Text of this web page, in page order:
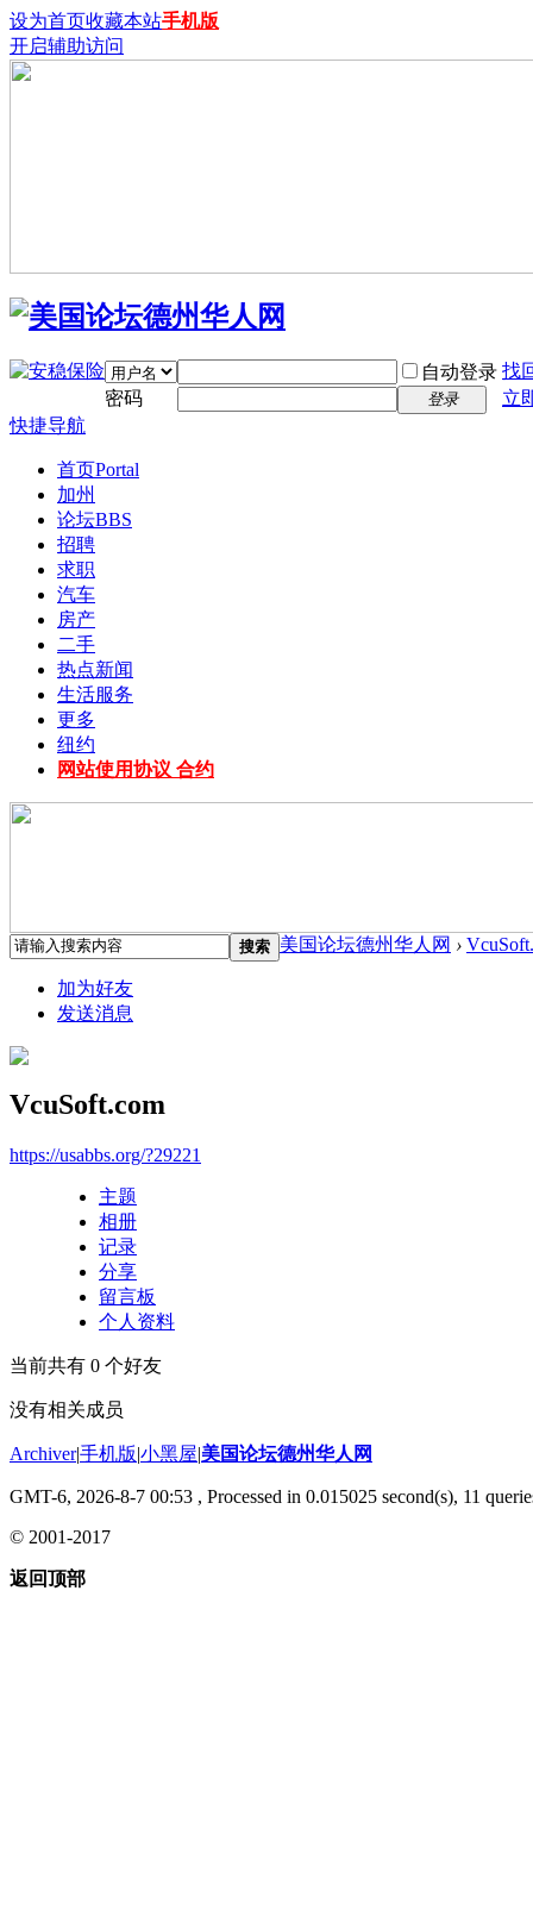
设为首页收藏本站手机版
开启辅助访问
自动登录 找
密码
登录
立
快捷导航
首页Portal
加州
论坛BBS
招聘
求职
汽车
房产
二手
热点新闻
生活服务
更多
纽约
网站使用协议 合约
搜索 美国论坛德州华人网 ›
加为好友
发送消息
VcuSoft.com
https://usabbs.org/?29221
主题
相册
记录
分享
留言板
个人资料
当前共有 0 个好友
没有相关成员
Archiver|手机版|小黑屋|美国论坛德州华人网
GMT-6, 2026-8-7 00:53 , Processed in 0.015025 second(s), 11
© 2001-2017
返回顶部